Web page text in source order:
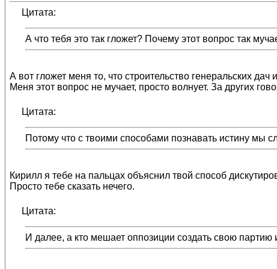
Цитата:
А что тебя это так гложет? Почему этот вопрос так
А вот гложет меня то, что строительство генеральских
Меня этот вопрос не мучает, просто волнует. За других
Цитата:
Потому что с твоими способами познавать истину мы
Кирилл я тебе на пальцах объяснил твой способ
Просто тебе сказать нечего.
Цитата:
И далее, а кто мешает оппозиции создать свою партию